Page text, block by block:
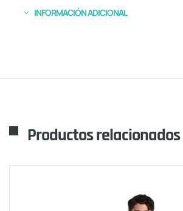
INFORMACIÓN ADICIONAL
Productos relacionados